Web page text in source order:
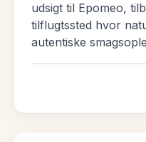
udsigt til Epomeo,
tilflugtssted hvor
autentiske